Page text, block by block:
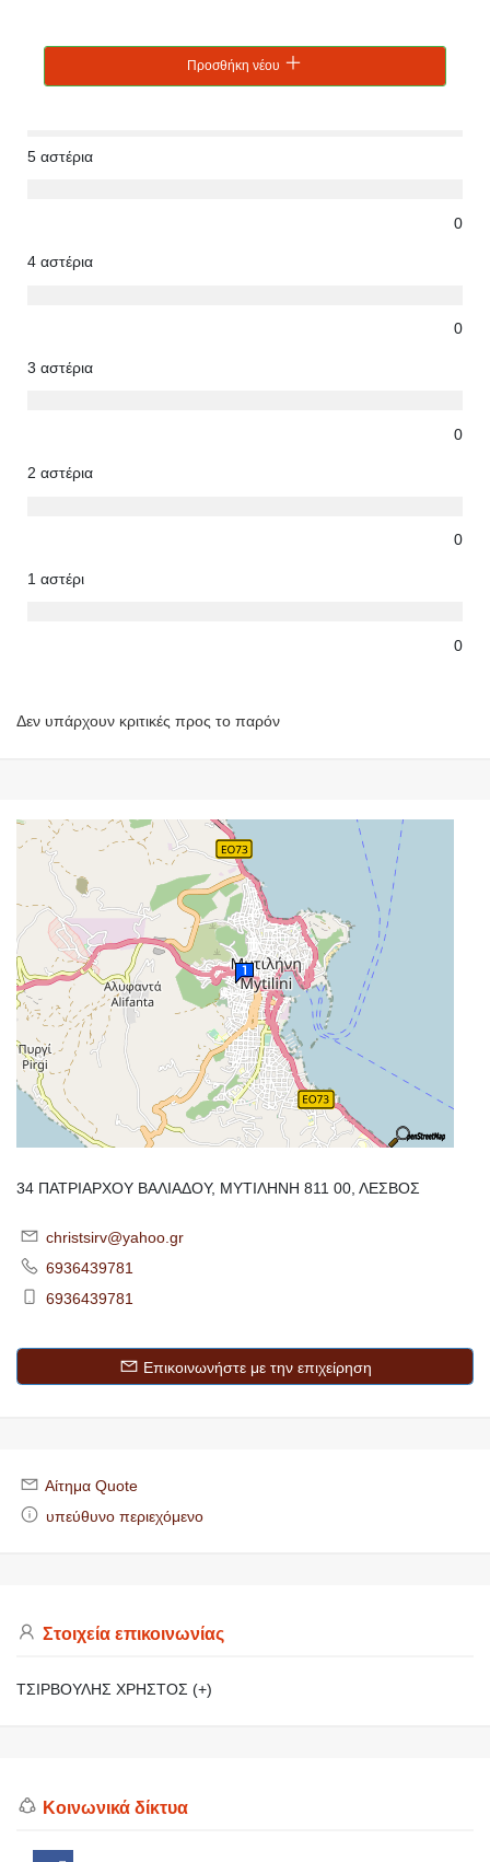
Προσθήκη νέου
5 αστέρια
0
4 αστέρια
0
3 αστέρια
0
2 αστέρια
0
1 αστέρι
0
Δεν υπάρχουν κριτικές προς το παρόν
34 ΠΑΤΡΙΑΡΧΟΥ ΒΑΛΙΑΔΟΥ, ΜΥΤΙΛΗΝΗ 811 00, ΛΕΣΒΟΣ
christsirv@yahoo.gr
6936439781
6936439781
Επικοινωνήστε με την επιχείρηση
Αίτημα Quote
υπεύθυνο περιεχόμενο
Στοιχεία επικοινωνίας
ΤΣΙΡΒΟΥΛΗΣ ΧΡΗΣΤΟΣ (+)
Κοινωνικά δίκτυα